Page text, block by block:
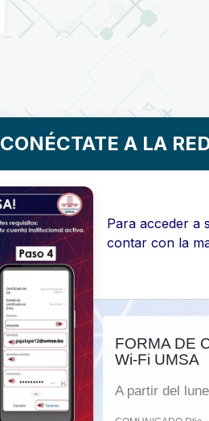
CONÉCTATE A LA
Para acceder a
contar con la